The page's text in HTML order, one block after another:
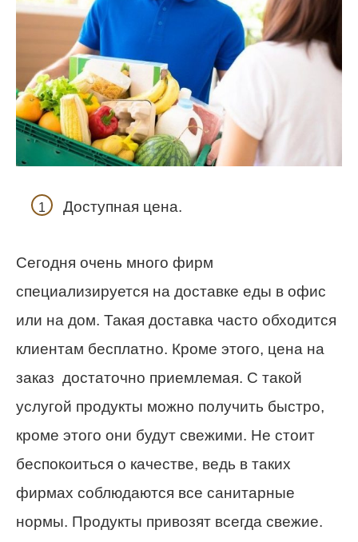
Доступная цена.
Сегодня очень много фирм
специализируется на доставке еды в офис
или на дом. Такая доставка часто обходится
клиентам бесплатно. Кроме этого, цена на
заказ достаточно приемлемая. С такой
услугой продукты можно получить быстро,
кроме этого они будут свежими. Не стоит
беспокоиться о качестве, ведь в таких
фирмах соблюдаются все санитарные
нормы. Продукты привозят всегда свежие.